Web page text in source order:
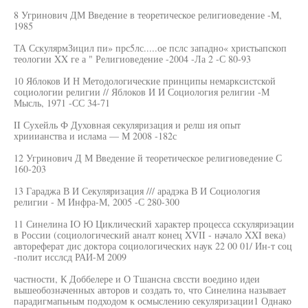
8 Угринович ДМ Введение в теоретическое религиоведение -М,
1985
ТА СскулярмЗицил пи» прс5лс.....ое пслс западно« христьапскоп
теологии XX ге а " Религиоведение -2004 -Ла 2 -С 80-93
10 Яблоков И Н Методологические принципы немарксистской
социологии религии // Яблоков И И Социология религии -М
Мысль, 1971 -СС 34-71
II Сухейль Ф Духовная секуляризация и релш ия опыт
хрииианства и ислама — М 2008 -182с
12 Угринович Д М Введение й теоретическое религиоведение С
160-203
13 Гараджа В И Секуляризация /// арадэка В И Социология
религии - М Инфра-М, 2005 -С 280-300
11 Синелина IО Ю Циклический характер процесса сскуляриэации
в России (социологический аналт конец XVII - начало XXI века)
автореферат дис доктора социологических наук 22 00 01/ Ин-т соц
-полит исслсд РАИ-М 2009
частности, К Доббелере и О Тшансна свссти воедино идеи
вышеобозначенных авторов и создать то, что Синелина называет
парадигмапьным подходом к осмыслению секуляризации1 Однако